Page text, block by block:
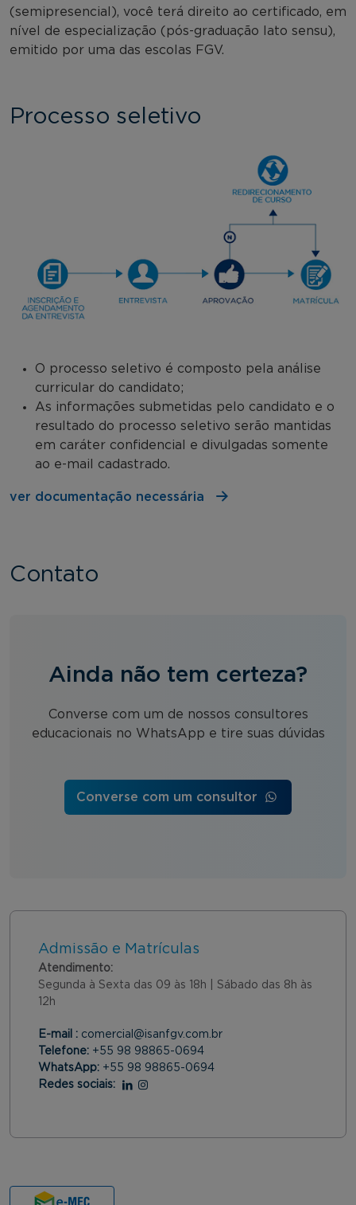
(semipresencial), você terá direito ao certificado, em
nível de especialização (pós-graduação lato sensu),
emitido por uma das escolas FGV.
Processo seletivo
O processo seletivo é composto pela análise
curricular do candidato;
As informações submetidas pelo candidato e o
resultado do processo seletivo serão mantidas
em caráter confidencial e divulgadas somente
ao e-mail cadastrado.
ver documentação necessária
Contato
Ainda não tem certeza?
Converse com um de nossos consultores
educacionais no WhatsApp e tire suas dúvidas
Converse com um consultor
Admissão e Matrículas
Atendimento:
Segunda à Sexta das 09 às 18h | Sábado das 8h às
12h
E-mail : comercial@isanfgv.com.br
Telefone: +55 98 98865-0694
WhatsApp: +55 98 98865-0694
Redes sociais:
Linkedin